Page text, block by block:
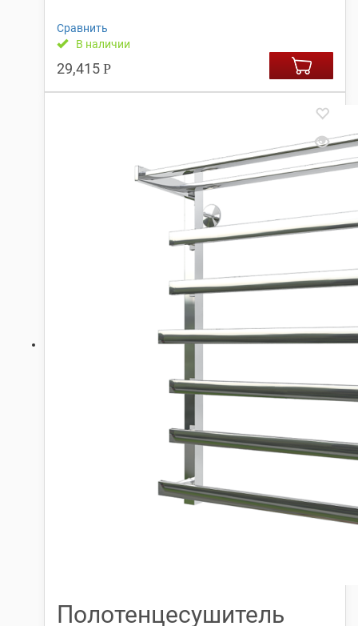
Сравнить
В наличии
29,415 Р
Полотенцесушитель